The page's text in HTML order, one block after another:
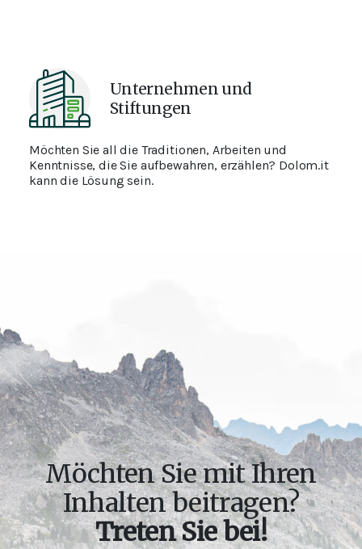
Unternehmen und
Stiftungen
Möchten Sie all die Traditionen, Arbeiten und
Kenntnisse, die Sie aufbewahren, erzählen? Dolom.it
kann die Lösung sein.
Möchten Sie mit Ihren
Inhalten beitragen?
Treten Sie bei!